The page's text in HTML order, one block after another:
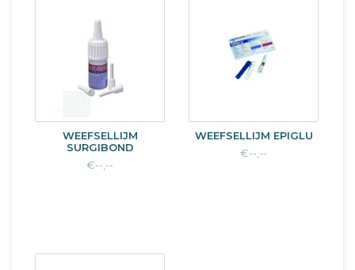
WEEFSELLIJM
SURGIBOND
€--,--
WEEFSELLIJM EPIGLU
€--,--